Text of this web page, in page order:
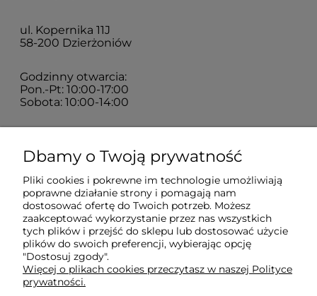
ul. Kopernika 11J
58-200 Dzierżoniów
Godzinny otwarcia:
Pon.-Pt: 10:00-17:00
Sobota: 10:00-14:00
Zakupy
Sklep
Moje konto
Pomoc
Dbamy o Twoją prywatność
Pliki cookies i pokrewne im technologie umożliwiają
poprawne działanie strony i pomagają nam
dostosować ofertę do Twoich potrzeb. Możesz
zaakceptować wykorzystanie przez nas wszystkich
tych plików i przejść do sklepu lub dostosować użycie
plików do swoich preferencji, wybierając opcję
"Dostosuj zgody".
Więcej o plikach cookies przeczytasz w naszej Polityce
prywatności.